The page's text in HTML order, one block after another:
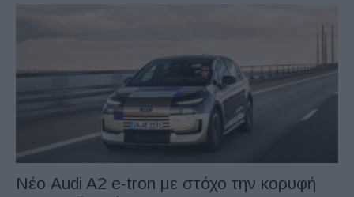
Νέο Audi A2 e-tron με στόχο την κορυφή